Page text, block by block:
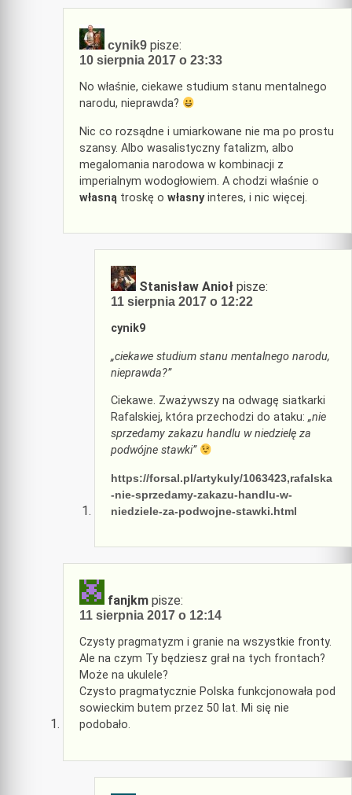
cynik9 pisze:
10 sierpnia 2017 o 23:33
No właśnie, ciekawe studium stanu mentalnego
narodu, nieprawda?
Nic co rozsądne i umiarkowane nie ma po prostu
szansy. Albo wasalistyczny fatalizm, albo
megalomania narodowa w kombinacji z
imperialnym wodogłowiem. A chodzi właśnie o
własną troskę o własnyinteres, i nic więcej.
Stanisław Anioł pisze:
11 sierpnia 2017 o 12:22
cynik9
„ciekawe studium stanu mentalnego narodu,
nieprawda?”
Ciekawe. Zważywszy na odwagę siatkarki
Rafalskiej, która przechodzi do ataku: „nie
sprzedamy zakazu handlu w niedzielę za
podwójne stawki”
https://forsal.pl/artykuly/1063423,rafalska
-nie-sprzedamy-zakazu-handlu-w-
niedziele-za-podwojne-stawki.html
fanjkm pisze:
11 sierpnia 2017 o 12:14
Czysty pragmatyzm i granie na wszystkie fronty.
Ale na czym Ty będziesz grał na tych frontach?
Może na ukulele?
Czysto pragmatycznie Polska funkcjonowała pod
sowieckim butem przez 50 lat. Mi się nie
podobało.